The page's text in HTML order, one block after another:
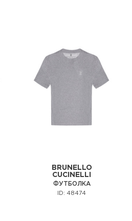
BRUNELLO
CUCINELLI
ФУТБОЛКА
ID: 48474